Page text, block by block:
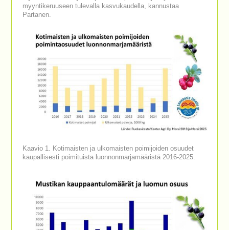
myyntikeruuseen tulevalla kasvukaudella, kannustaa
Partanen.
Kaavio 1. Kotimaisten ja ulkomaisten poimijoiden osuudet
kaupallisesti poimituista luonnonmarjamääristä 2016-2025.